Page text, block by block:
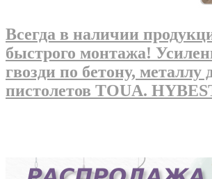
Всегда в наличии
быстрого монтажа!
гвозди по бетону, металлу
пистолетов TOUA.